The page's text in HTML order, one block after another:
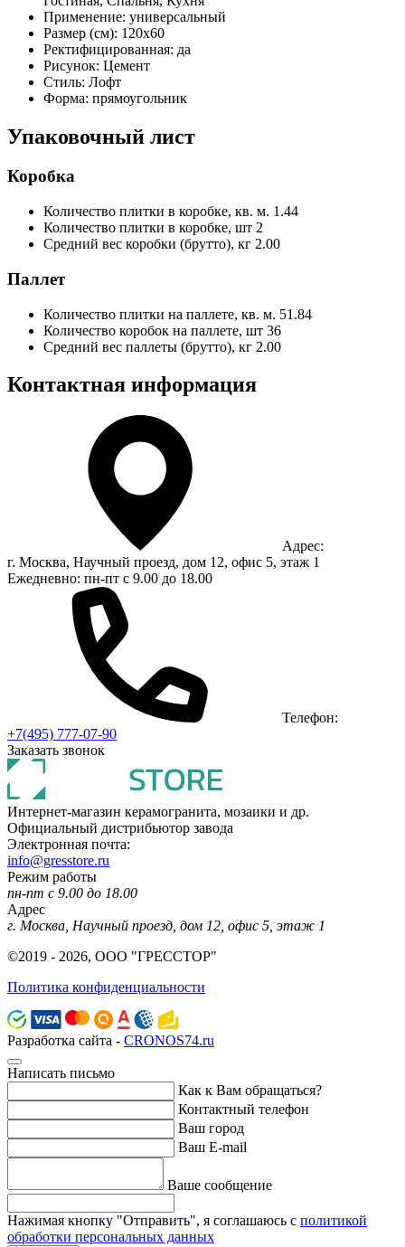
Применение: универсальный
Размер (см): 120x60
Ректифицированная: да
Рисунок: Цемент
Стиль: Лофт
Форма: прямоугольник
Упаковочный лист
Коробка
Количество плитки в коробке, кв. м. 1.44
Количество плитки в коробке, шт 2
Средний вес коробки (брутто), кг 2.00
Паллет
Количество плитки на паллете, кв. м. 51.84
Количество коробок на паллете, шт 36
Средний вес паллеты (брутто), кг 2.00
Контактная информация
Адрес:
г. Москва, Научный проезд, дом 12, офис 5, этаж 1
Ежедневно: пн-пт с 9.00 до 18.00
Телефон:
+7(495) 777-07-90
Заказать звонок
Интернет-магазин керамогранита, мозаики и др.
Официальный дистрибьютор завода
Электронная почта:
info@gresstore.ru
Режим работы
пн-пт с 9.00 до 18.00
Адрес
г. Москва, Научный проезд, дом 12, офис 5, этаж 1
©2019 - 2026, ООО "ГРЕССТОР"
Политика конфиденциальности
Разработка сайта - CRONOS74.ru
Написать письмо
Как к Вам обращаться?
Контактный телефон
Ваш город
Ваш E-mail
Ваше сообщение
Нажимая кнопку "Отправить", я соглашаюсь с политикой
обработки персональных данных